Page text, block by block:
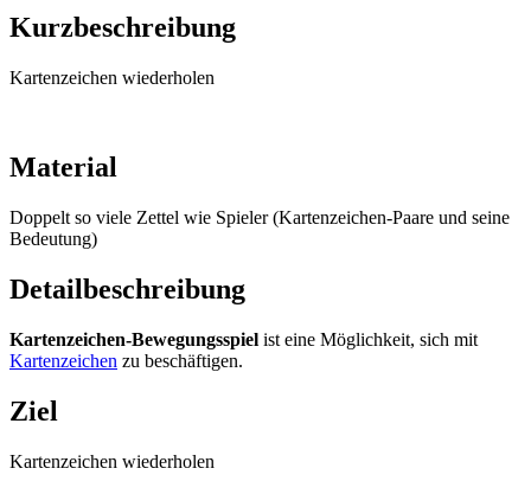
Kurzbeschreibung
Kartenzeichen wiederholen
Material
Doppelt so viele Zettel wie Spieler (Kartenzeichen-Paare und seine
Bedeutung)
Detailbeschreibung
Kartenzeichen-Bewegungsspiel ist eine Möglichkeit, sich mit
Kartenzeichen zu beschäftigen.
Ziel
Kartenzeichen wiederholen